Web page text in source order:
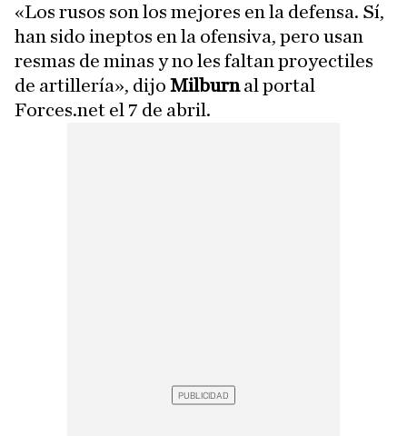
«Los rusos son los mejores en la defensa. Sí,
han sido ineptos en la ofensiva, pero usan
resmas de minas y no les faltan proyectiles
de artillería», dijo Milburnal portal
Forces.net el 7 de abril.